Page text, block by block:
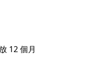
12 個月